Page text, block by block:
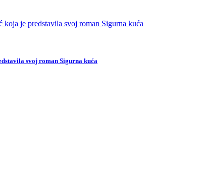
svoj roman Sigurna kuća